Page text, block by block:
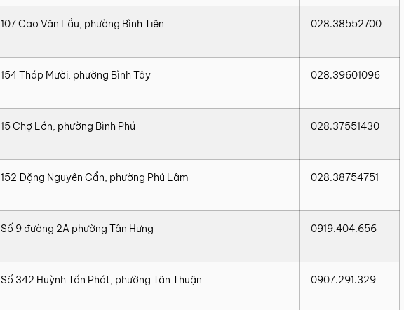
107 Cao Văn Lầu, phường Bình Tiên 028.38552700
154 Tháp Mười, phường Bình Tây 028.39601096
15 Chợ Lớn, phường Bình Phú 028.37551430
152 Đặng Nguyên Cẩn, phường Phú Lâm 028.38754751
Số 9 đường 2A phường Tân Hưng 0919.404.656
Số 342 Huỳnh Tấn Phát, phường Tân Thuận 0907.291.329